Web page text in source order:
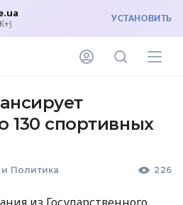
УСТАНОВИТЬ
130 спортивных
и Политика 226